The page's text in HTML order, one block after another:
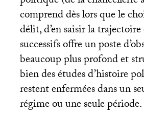
comprend dès lors que le
délit, d’en saisir la trajectoire
successifs offre un poste
beaucoup plus profond et
bien des études d’histoire
restent enfermées dans un
régime ou une seule période.